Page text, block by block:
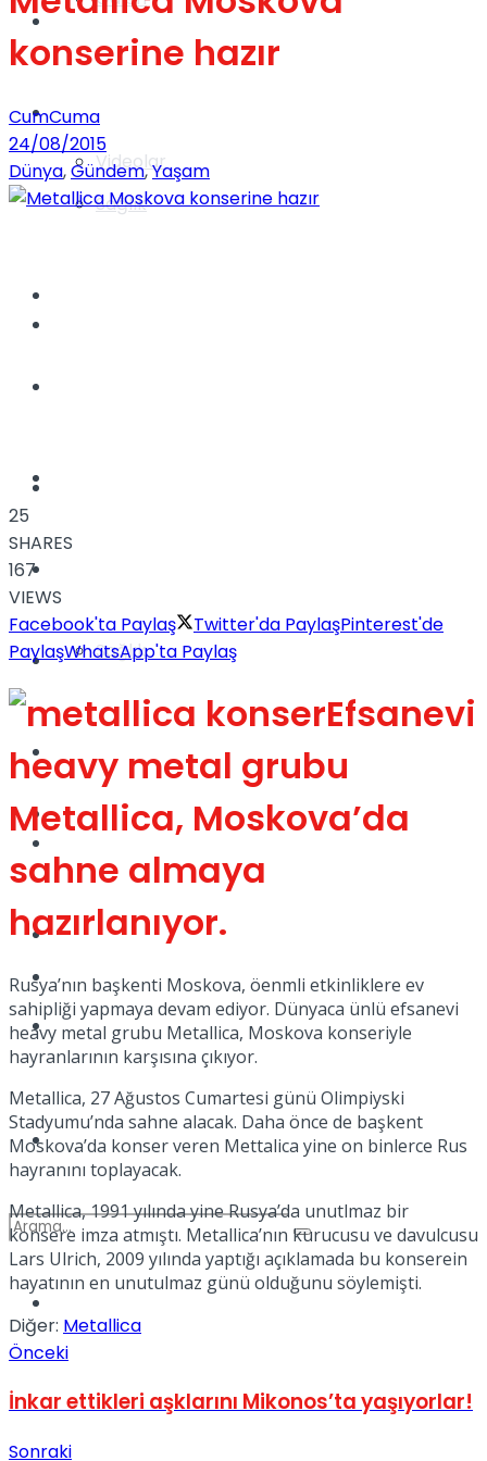
Videolar
Sağlık
TV
Kadınca
Dünya
Gündem
Yaşam
Sağlık
Müzik
Spor
Podcast
No Result
View All Result
konserine hazır
CumCuma
24/08/2015
Dünya,Gündem,Yaşam
25
SHARES
167
VIEWS
Facebook'ta Paylaş
Twitter'da PaylaşPinterest'de
PaylaşWhatsApp'ta Paylaş
Efsanevi
heavy metal grubu
Metallica, Moskova’da
sahne almaya
hazırlanıyor.
Rusya’nın başkenti Moskova, öenmli etkinliklere ev
sahipliği yapmaya devam ediyor. Dünyaca ünlü efsanevi
heavy metal grubu Metallica, Moskova konseriyle
hayranlarının karşısına çıkıyor.
Metallica, 27 Ağustos Cumartesi günü Olimpiyski
Stadyumu’nda sahne alacak. Daha önce de başkent
Moskova’da konser veren Mettalica yine on binlerce Rus
hayranını toplayacak.
Metallica, 1991 yılında yine Rusya’da unutlmaz bir
konsere imza atmıştı. Metallica’nın kurucusu ve davulcusu
Lars Ulrich, 2009 yılında yaptığı açıklamada bu konserein
hayatının en unutulmaz günü olduğunu söylemişti.
Diğer: Metallica
Önceki
İnkar ettikleri aşklarını Mikonos’ta yaşıyorlar!
Sonraki